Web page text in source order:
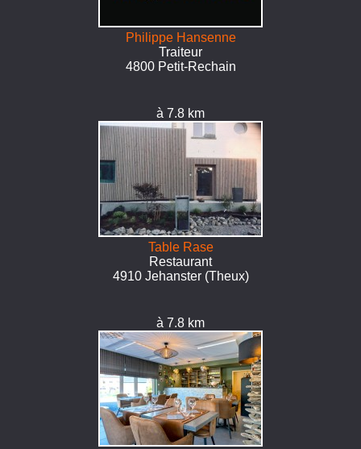
Philippe Hansenne
Traiteur
4800 Petit-Rechain
à 7.8 km
Table Rase
Restaurant
4910 Jehanster (Theux)
à 7.8 km